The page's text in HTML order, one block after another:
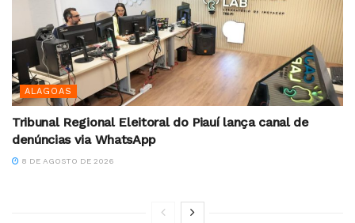
ALAGOAS
Tribunal Regional Eleitoral do Piauí lança canal de
denúncias via WhatsApp
8 DE AGOSTO DE 2026